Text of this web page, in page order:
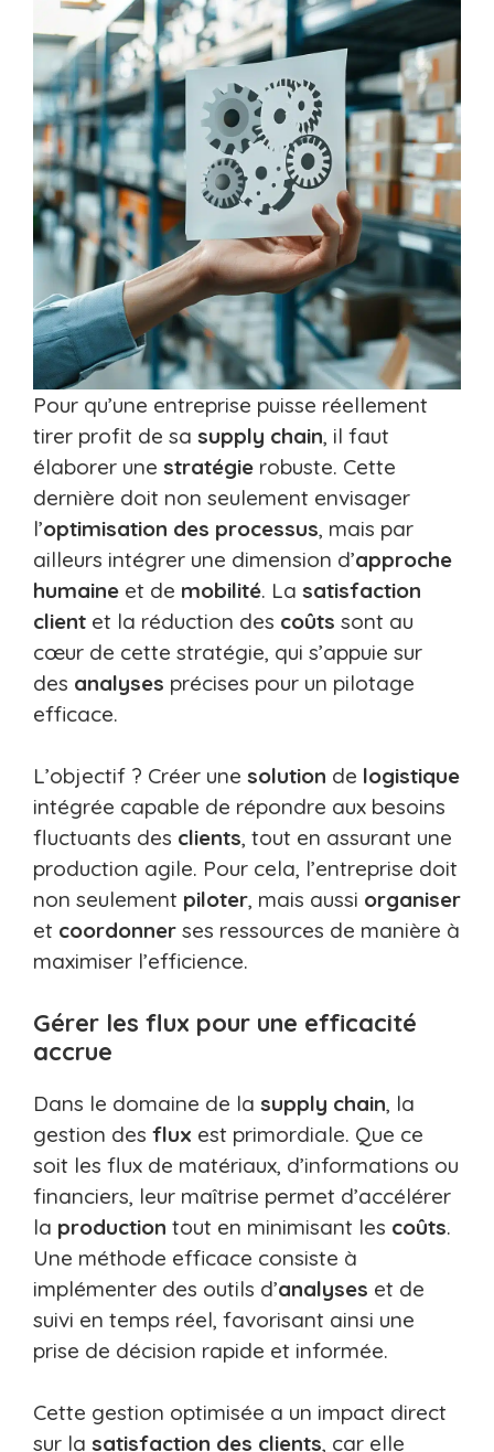
Pour qu’une entreprise puisse réellement
tirer profit de sa supply chain, il faut
élaborer une stratégie robuste. Cette
dernière doit non seulement envisager
l’optimisation des processus, mais par
ailleurs intégrer une dimension d’approche
humaine et de mobilité. La satisfaction
client et la réduction des coûts sont au
cœur de cette stratégie, qui s’appuie sur
des analyses précises pour un pilotage
efficace.
L’objectif ? Créer une solution de logistique
intégrée capable de répondre aux besoins
fluctuants des clients, tout en assurant une
production agile. Pour cela, l’entreprise doit
non seulement piloter, mais aussi organiser
et coordonner ses ressources de manière à
maximiser l’efficience.
Gérer les flux pour une efficacité
accrue
Dans le domaine de la supply chain, la
gestion des flux est primordiale. Que ce
soit les flux de matériaux, d’informations ou
financiers, leur maîtrise permet d’accélérer
la production tout en minimisant les coûts.
Une méthode efficace consiste à
implémenter des outils d’analyses et de
suivi en temps réel, favorisant ainsi une
prise de décision rapide et informée.
Cette gestion optimisée a un impact direct
sur la satisfaction des clients, car elle